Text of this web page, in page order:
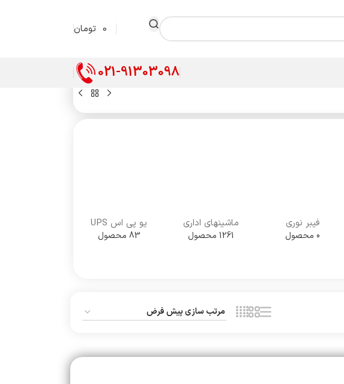
0 تومان
021-91303098
فیبر نوری
0 محصول
ماشینهای اداری
1261 محصول
یو پی اس UPS
83 محصول